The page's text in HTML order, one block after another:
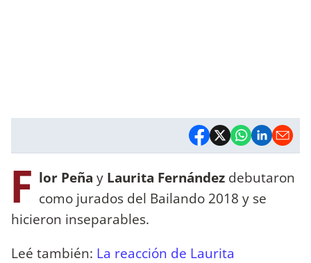
F lor Peña y Laurita Fernández debutaron
como jurados del Bailando 2018 y se
hicieron inseparables.
Leé también: La reacción de Laurita